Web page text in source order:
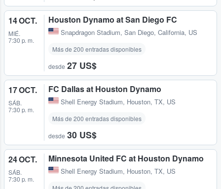
14 OCT.
MIÉ.
7:30 p. m.
Houston Dynamo at San Diego FC
Snapdragon Stadium, San Diego, California, US
Más de 200 entradas disponibles
desde 27 US$
17 OCT.
SÁB.
7:30 p. m.
FC Dallas at Houston Dynamo
Shell Energy Stadium, Houston, TX, US
Más de 200 entradas disponibles
desde 30 US$
24 OCT.
SÁB.
7:30 p. m.
Minnesota United FC at Houston Dynamo
Shell Energy Stadium, Houston, TX, US